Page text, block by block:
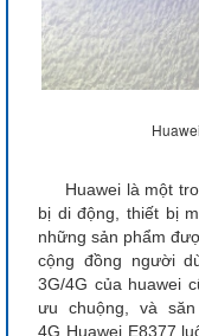
Huawei là một
bị di động, thiết bị
những sản phẩm
cộng đồng người
3G/4G của huawei
ưu chuộng, và
4G Huawei E8377